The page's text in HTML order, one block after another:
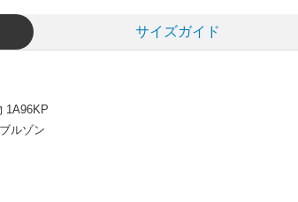
サイズガイド
1A96KP
ルゾン